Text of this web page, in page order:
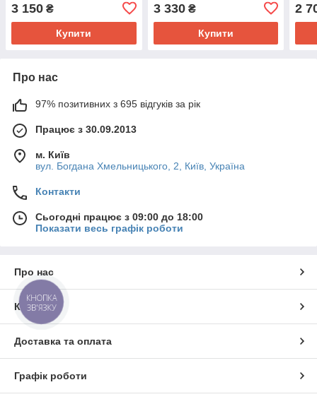
3 150 ₴
Купити
3 330₴
Купити
2
Про нас
97% позитивних з 695 відгуків за рік
Працює з 30.09.2013
м. Київ
вул. Богдана Хмельницького, 2, Київ, Україна
Контакти
Сьогодні працює з 09:00 до 18:00
Показати весь графік роботи
Про нас
Контакти
Доставка та оплата
Графік роботи
КНОПКА
ЗВ'ЯЗКУ